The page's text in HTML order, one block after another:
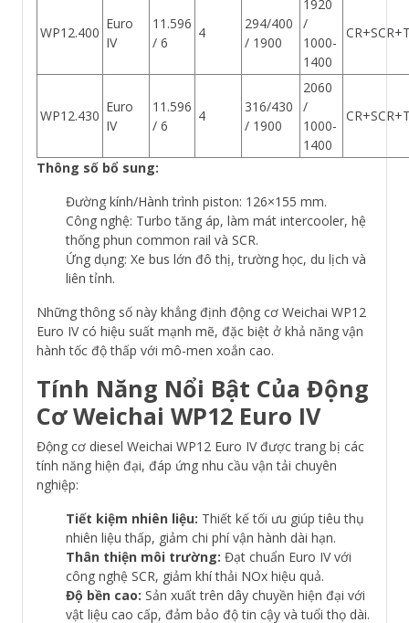
WP12.400
Euro
IV
11.596
/ 6
4
294/400
/ 1900
1920
/
1000-
1400
WP12.430
Euro
IV
11.596
/ 6
4
316/430
/ 1900
2060
/
1000-
1400
Thông số bổ sung:
Đường kính/Hành trình piston: 126×155 mm.
Công nghệ: Turbo tăng áp, làm mát intercooler, hệ
thống phun common rail và SCR.
Ứng dụng: Xe bus lớn đô thị, trường học, du lịch và
liên tỉnh.
Những thông số này khẳng định động cơ Weichai WP12
Euro IV có hiệu suất mạnh mẽ, đặc biệt ở khả năng vận
hành tốc độ thấp với mô-men xoắn cao.
Tính Năng Nổi Bật Của Động
Cơ Weichai WP12 Euro IV
Động cơ diesel Weichai WP12 Euro IV được trang bị các
tính năng hiện đại, đáp ứng nhu cầu vận tải chuyên
nghiệp:
Tiết kiệm nhiên liệu: Thiết kế tối ưu giúp tiêu thụ
nhiên liệu thấp, giảm chi phí vận hành dài hạn.
Thân thiện môi trường: Đạt chuẩn Euro IV với
công nghệ SCR, giảm khí thải NOx hiệu quả.
Độ bền cao: Sản xuất trên dây chuyền hiện đại với
vật liệu cao cấp, đảm bảo độ tin cậy và tuổi thọ dài.